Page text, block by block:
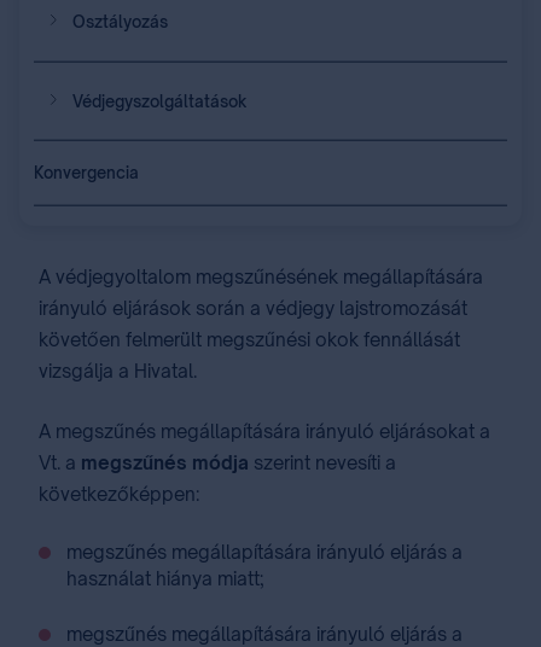
Osztályozás
Védjegyszolgáltatások
Konvergencia
A védjegyoltalom megszűnésének megállapítására
irányuló eljárások során a védjegy lajstromozását
követően felmerült megszűnési okok fennállását
vizsgálja a Hivatal.
A megszűnés megállapítására irányuló eljárásokat a
Vt. a megszűnés módja szerint nevesíti a
következőképpen:
megszűnés megállapítására irányuló eljárás a
használat hiánya miatt;
megszűnés megállapítására irányuló eljárás a